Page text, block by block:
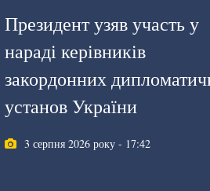
Президент узяв участь у
нараді керівників
закордонних
установ України
3 серпня 2026 року - 17:42